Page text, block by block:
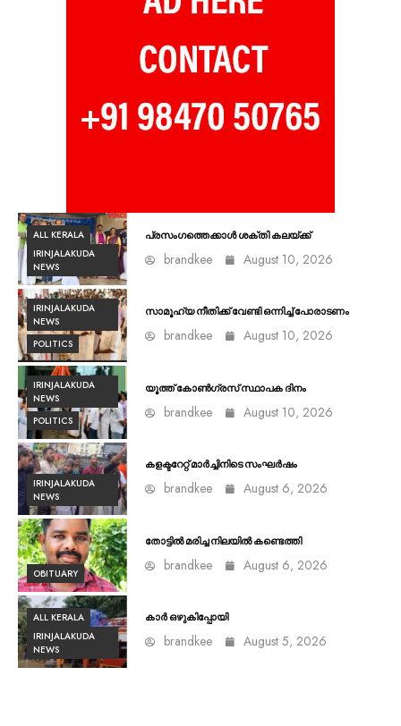
ALL KERALA
IRINJALAKUDA
NEWS
പ്രസംഗത്തെക്കാൾ ശക്തി കലയ്ക്ക്
brandkee August 10, 2026
IRINJALAKUDA
NEWS
POLITICS
സാമൂഹ്യ നീതിക്ക് വേണ്ടി ഒന്നിച്ച് പോരാടണം
brandkee August 10, 2026
IRINJALAKUDA
NEWS
POLITICS
യൂത്ത് കോൺഗ്രസ്‌ സ്ഥാപക ദിനം
brandkee August 10, 2026
IRINJALAKUDA
NEWS
കളക്ടറേറ്റ് മാർച്ചിനിടെ സംഘർഷം
brandkee August 6, 2026
OBITUARY
തോട്ടിൽ മരിച്ച നിലയിൽ കണ്ടെത്തി
brandkee August 6, 2026
ALL KERALA
IRINJALAKUDA
NEWS
കാർ ഒഴുകിപ്പോയി
brandkee August 5, 2026